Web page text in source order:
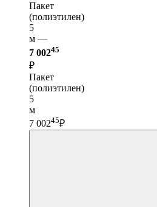
Пакет
(полиэтилен)
5
м —
7 00245
₽
Пакет
(полиэтилен)
5
м
7 00245₽